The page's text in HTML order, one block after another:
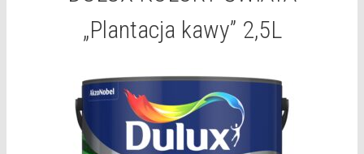
„Plantacja kawy” 2,5L